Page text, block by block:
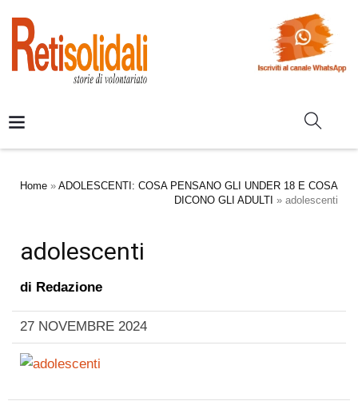
Home » ADOLESCENTI: COSA PENSANO GLI UNDER 18 E COSA
DICONO GLI ADULTI » adolescenti
adolescenti
di Redazione
27 NOVEMBRE 2024